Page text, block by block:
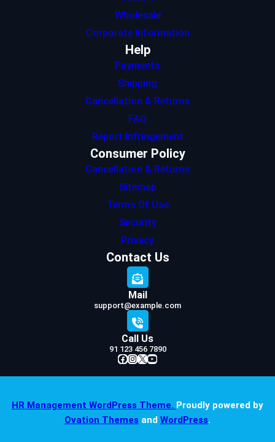
Wholesale
Corporate Information
Help
Payments
Shipping
Cancellation & Returns
FAQ
Report Infringement
Consumer Policy
Cancellation & Returns
Sitemap
Terms Of Use
Security
Privacy
Contact Us
Mail
support@example.com
Call Us
91 123 456 7890
Facebook InstagramX YouTube
HR Management WordPress Theme. Proudly powered by
Ovation Themes and WordPress.